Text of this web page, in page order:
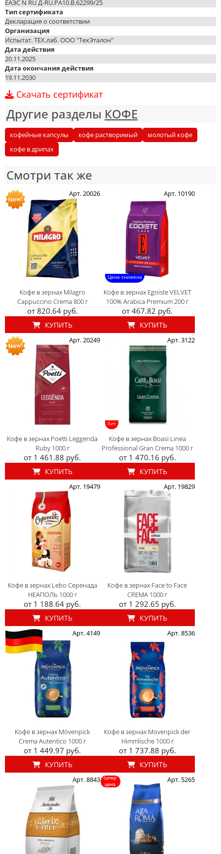
ЕАЭС N RU Д-RU.PA10.В.62299/25
Тип сертификата
Декларация о соответствии
Организация
Испытат. ТЕХ.лаб. ООО "ТехЭталон"
Дата действия
20.11.2025
Дата окончания действия
19.11.2030
Скачать сертификат
Другие разделы КОФЕ
кофейные капсулы кофе растворимый
молотый кофе
кофе в дрипах
Смотри так же
Арт. 20026
Кофе в зернах Milagro
Cappuccino Crema 800 г
от 820.64 руб.
КУПИТЬ
Цена снижена
Арт. 10190
Кофе в зернах Egoiste VELVET
100% Arabica Premium 200 г
от 467.82 руб.
КУПИТЬ
Арт. 20249
Кофе в зернах Poetti Leggenda
Ruby 1000 г
от 1 461.88 руб.
КУПИТЬ
Хит
Арт. 3122
Кофе в зернах Boasi Linea
Professional Gran Crema 1000 г
от 1 470.16 руб.
КУПИТЬ
Арт. 19479
Кофе в зернах Lebo Серенада
НЕАПОЛЬ 1000 г
от 1 188.64 руб.
КУПИТЬ
Арт. 19829
Кофе в зернах Face to Face
CREMA 1000 г
от 1 292.65 руб.
КУПИТЬ
Арт. 4149
Кофе в зернах Mövenpick
Crema Autentico 1000 г
от 1 449.97 руб.
КУПИТЬ
Арт. 8536
Кофе в зернах Movenpick der
Himmlische 1000 г
от 1 737.88 руб.
КУПИТЬ
Арт. 8843 Арт. 5265